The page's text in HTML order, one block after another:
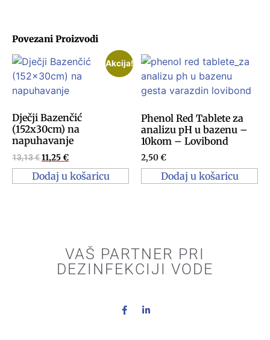
Povezani Proizvodi
Akcija!
Dječji Bazenčić
(152x30cm) na
napuhavanje
13,13€11,25€
Dodaj u košaricu
Phenol Red Tablete za
analizu pH u bazenu –
10kom – Lovibond
2,50€
Dodaj u košaricu
VAŠ PARTNER PRI
DEZINFEKCIJI VODE